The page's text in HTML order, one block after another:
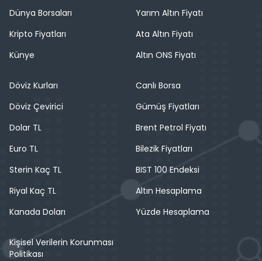
Dünya Borsaları
Kripto Fiyatları
Künye
Yarım Altın Fiyatı
Ata Altın Fiyatı
Altın ONS Fiyatı
Döviz Kurları
Döviz Çevirici
Dolar TL
Euro TL
Sterin Kaç TL
Riyal Kaç TL
Kanada Doları
Canlı Borsa
Gümüş Fiyatları
Brent Petrol Fiyatı
Bilezik Fiyatları
BIST 100 Endeksi
Altın Hesaplama
Yüzde Hesaplama
Kişisel Verilerin Korunması
Politikası